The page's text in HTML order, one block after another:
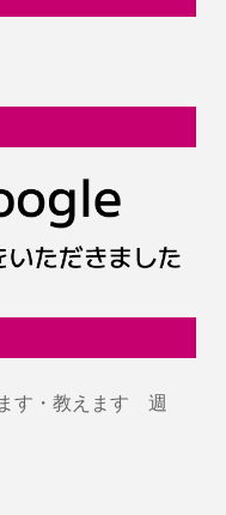
す・教えます 週